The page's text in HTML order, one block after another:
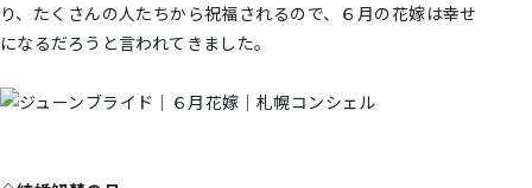
り、たくさんの人たちから祝福されるので、６月の花嫁は幸せ
になるだろうと言われてきました。